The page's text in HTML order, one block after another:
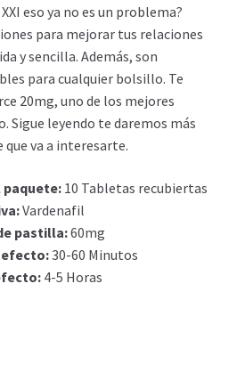
eso ya no es un problema?
para mejorar tus relaciones
y sencilla. Además, son
para cualquier bolsillo. Te
20mg, uno de los mejores
Sigue leyendo te daremos más
va a interesarte.
paquete: 10 Tabletas recubiertas
:Vardenafil
pastilla:60mg
efecto:30-60 Minutos
: 4-5 Horas